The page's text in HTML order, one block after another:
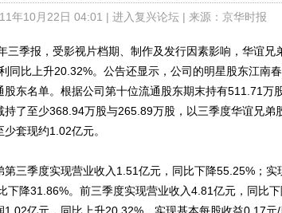
年10月22日 04:01 | 进入复兴论坛| 来源：京华时报
季报，受影视片档期、制作及发行因素影响，华谊兄
同比上升20.32%。公告还显示，公司的明星股东江南
东名单。根据公司第十位流通股东期末持有511.71万
了至少368.94万股与265.89万股，以三季度华谊兄弟
套现约1.02亿元。
季度实现营业收入1.51亿元，同比下降55.25%；实
下降31.86%。前三季度实现营业收入4.81亿元，同比